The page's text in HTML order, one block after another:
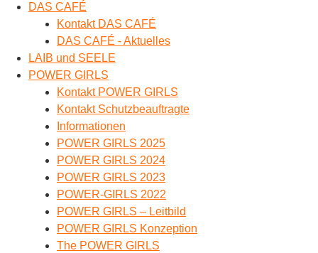
DAS CAFÉ
Kontakt DAS CAFÉ
DAS CAFÉ - Aktuelles
LAIB und SEELE
POWER GIRLS
Kontakt POWER GIRLS
Kontakt Schutzbeauftragte
Informationen
POWER GIRLS 2025
POWER GIRLS 2024
POWER GIRLS 2023
POWER-GIRLS 2022
POWER GIRLS – Leitbild
POWER GIRLS Konzeption
The POWER GIRLS